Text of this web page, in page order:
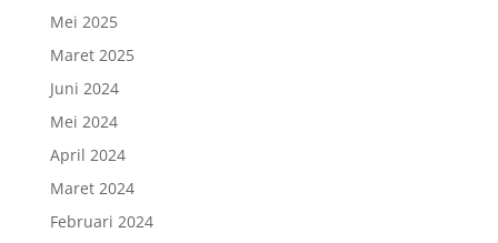
Mei 2025
Maret 2025
Juni 2024
Mei 2024
April 2024
Maret 2024
Februari 2024